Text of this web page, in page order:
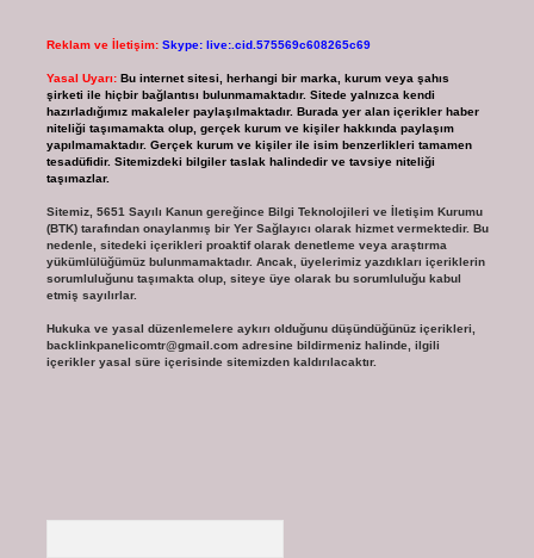
Reklam ve İletişim: Skype: live:.cid.575569c608265c69
Yasal Uyarı: Bu internet sitesi, herhangi bir marka, kurum veya şahıs
şirketi ile hiçbir bağlantısı bulunmamaktadır. Sitede yalnızca kendi
hazırladığımız makaleler paylaşılmaktadır. Burada yer alan içerikler haber
niteliği taşımamakta olup, gerçek kurum ve kişiler hakkında paylaşım
yapılmamaktadır. Gerçek kurum ve kişiler ile isim benzerlikleri tamamen
tesadüfidir. Sitemizdeki bilgiler taslak halindedir ve tavsiye niteliği
taşımazlar.
Sitemiz, 5651 Sayılı Kanun gereğince Bilgi Teknolojileri ve İletişim Kurumu
(BTK) tarafından onaylanmış bir Yer Sağlayıcı olarak hizmet vermektedir. Bu
nedenle, sitedeki içerikleri proaktif olarak denetleme veya araştırma
yükümlülüğümüz bulunmamaktadır. Ancak, üyelerimiz yazdıkları içeriklerin
sorumluluğunu taşımakta olup, siteye üye olarak bu sorumluluğu kabul
etmiş sayılırlar.
Hukuka ve yasal düzenlemelere aykırı olduğunu düşündüğünüz içerikleri,
backlinkpanelicomtr@gmail.comadresine bildirmeniz halinde, ilgili
içerikler yasal süre içerisinde sitemizden kaldırılacaktır.